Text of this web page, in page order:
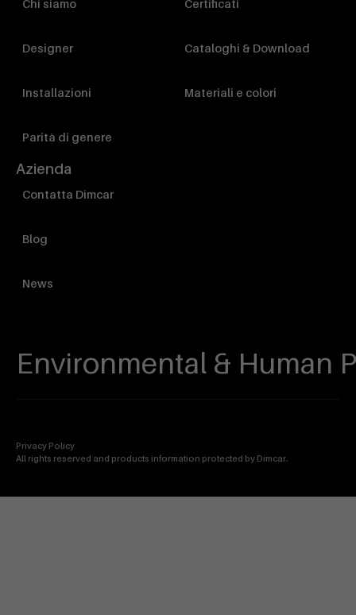
Chi siamo
Designer
Installazioni
Parità di genere
Certificati
Cataloghi & Download
Materiali e colori
Azienda
Contatta Dimcar
Blog
News
Environmental & Human
Privacy Policy
All rights reserved and products information protected by Dimcar.